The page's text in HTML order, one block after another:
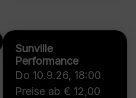
Sunville
Performance
Do 10.9.26, 18:00
Preise ab € 12,00